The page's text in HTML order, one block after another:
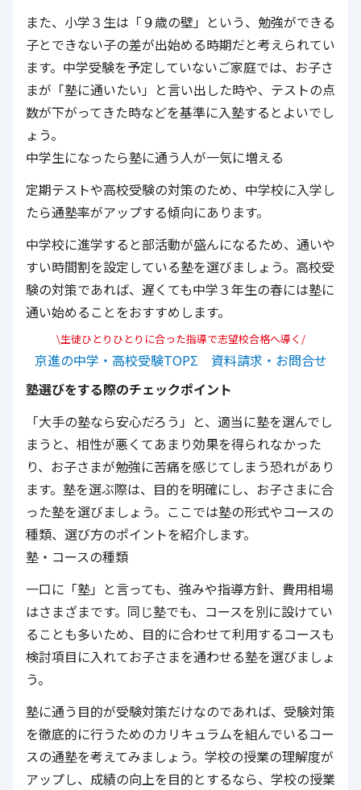
また、小学３生は「９歳の壁」という、勉強ができる
子とできない子の差が出始める時期だと考えられてい
ます。中学受験を予定していないご家庭では、お子さ
まが「塾に通いたい」と言い出した時や、テストの点
数が下がってきた時などを基準に入塾するとよいでし
ょう。
中学生になったら塾に通う人が一気に増える
定期テストや高校受験の対策のため、中学校に入学し
たら通塾率がアップする傾向にあります。
中学校に進学すると部活動が盛んになるため、通いや
すい時間割を設定している塾を選びましょう。高校受
験の対策であれば、遅くても中学３年生の春には塾に
通い始めることをおすすめします。
\生徒ひとりひとりに合った指導で志望校合格へ導く/
京進の中学・高校受験TOPΣ 資料請求・お問合せ
塾選びをする際のチェックポイント
「大手の塾なら安心だろう」と、適当に塾を選んでし
まうと、相性が悪くてあまり効果を得られなかった
り、お子さまが勉強に苦痛を感じてしまう恐れがあり
ます。塾を選ぶ際は、目的を明確にし、お子さまに合
った塾を選びましょう。ここでは塾の形式やコースの
種類、選び方のポイントを紹介します。
塾・コースの種類
一口に「塾」と言っても、強みや指導方針、費用相場
はさまざまです。同じ塾でも、コースを別に設けてい
ることも多いため、目的に合わせて利用するコースも
検討項目に入れてお子さまを通わせる塾を選びましょ
う。
塾に通う目的が受験対策だけなのであれば、受験対策
を徹底的に行うためのカリキュラムを組んでいるコー
スの通塾を考えてみましょう。学校の授業の理解度が
アップし、成績の向上を目的とするなら、学校の授業